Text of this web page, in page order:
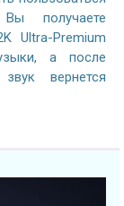
получаете
Ultra-Premium
а после
вернется